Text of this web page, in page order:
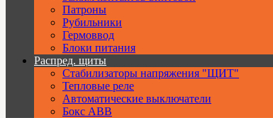
Патроны
Рубильники
Гермоввод
Блоки питания
Распред. щиты
Стабилизаторы напряжения "ЩИТ"
Тепловые реле
Автоматические выключатели
Бокс ABB